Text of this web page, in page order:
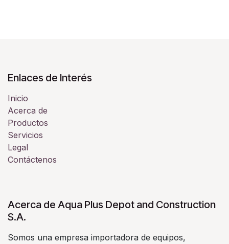
Enlaces de Interés
Inicio
Acerca de
Productos
Servicios
Legal
Contáctenos
Acerca de Aqua Plus Depot and Construction
S.A.
Somos una empresa importadora de equipos,